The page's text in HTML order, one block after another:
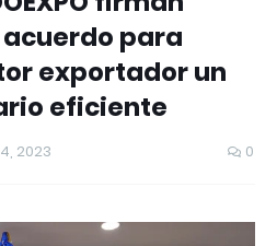
para
exportador un
eficiente
2023 0